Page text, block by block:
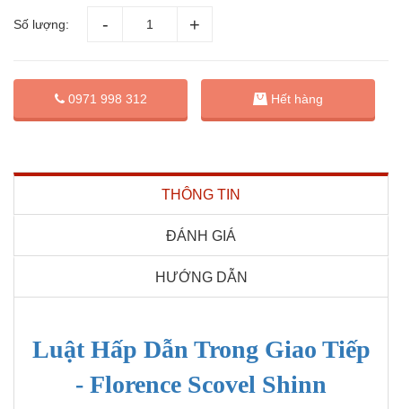
Số lượng:
0971 998 312 Hết hàng
THÔNG TIN
ĐÁNH GIÁ
HƯỚNG DẪN
Luật Hấp Dẫn Trong Giao Tiếp
- Florence Scovel Shinn